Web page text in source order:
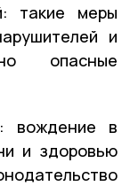
такие меры
и
опасные
вождение в
и здоровью